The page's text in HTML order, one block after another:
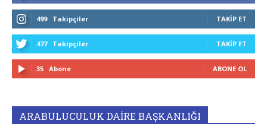
499 Takipçiler TAKIP ET
477 Takipçiler TAKIP ET
35 Abone ABONE OL
ARABULUCULUK DAİRE BAŞKANLIĞI